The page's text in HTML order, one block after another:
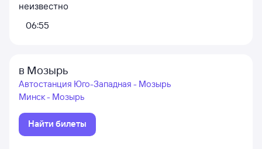
неизвестно
06:55
в Мозырь
Автостанция Юго-Западная - Мозырь
Минск - Мозырь
Найти билеты